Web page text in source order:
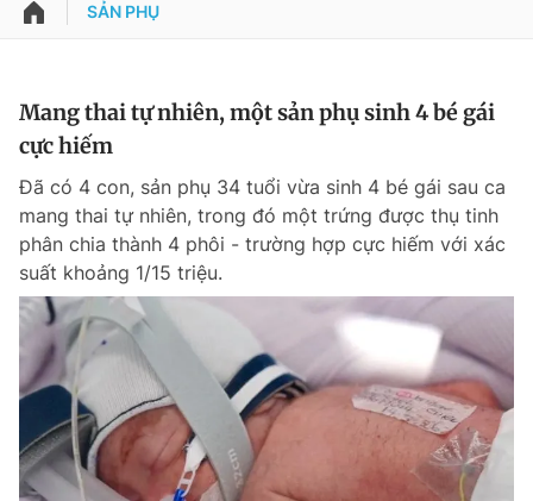
QUẢNG CÁO
Chuyên mục khác
Chào ngày mới
Tin thị trường Tin 360
Video Magazine
Thông tin tài khoản
Đổi mật khẩu
Tin đã lưu
Tin đã xem
Đăng xuất
SẢN PHỤ
Mang thai tự nhiên, một sản phụ sinh 4 bé gái
cực hiếm
Đã có 4 con, sản phụ 34 tuổi vừa sinh 4 bé gái sau ca
mang thai tự nhiên, trong đó một trứng được thụ tinh
phân chia thành 4 phôi - trường hợp cực hiếm với xác
suất khoảng 1/15 triệu.